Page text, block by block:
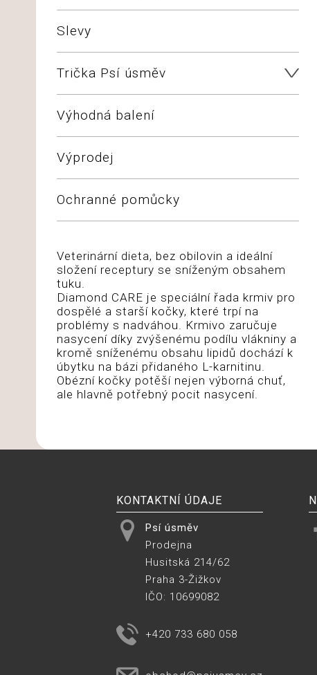
Slevy
Trička Psí úsměv
Výhodná balení
Výprodej
Ochranné pomůcky
Veterinární dieta, bez obilovin a ideální
složení receptury se sníženým obsahem
tuku.
Diamond CARE je speciální řada krmiv pro
dospělé a starší kočky, které trpí na
problémy s nadváhou. Krmivo zaručuje
nasycení díky zvýšenému podílu vlákniny a
kromě sníženému obsahu lipidů dochází k
úbytku na bázi přidaného L-karnitinu.
Obézní kočky potěší nejen výborná chuť,
ale hlavně potřebný pocit nasycení.
KONTAKTNÍ ÚDAJE
Psí úsměv
Prodejna
Husitská 214/62
Praha 3-Žižkov
IČO: 10699082
+420 733 680 058